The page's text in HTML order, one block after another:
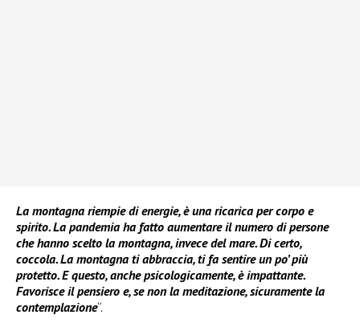
La montagna riempie di energie, è una ricarica per corpo e
spirito. La pandemia ha fatto aumentare il numero di persone
che hanno scelto la montagna, invece del mare. Di certo,
coccola. La montagna ti abbraccia, ti fa sentire un po’ più
protetto. E questo, anche psicologicamente, è impattante.
Favorisce il pensiero e, se non la meditazione, sicuramente la
contemplazione“.